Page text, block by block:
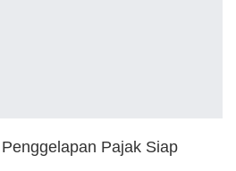
Pajak Siap